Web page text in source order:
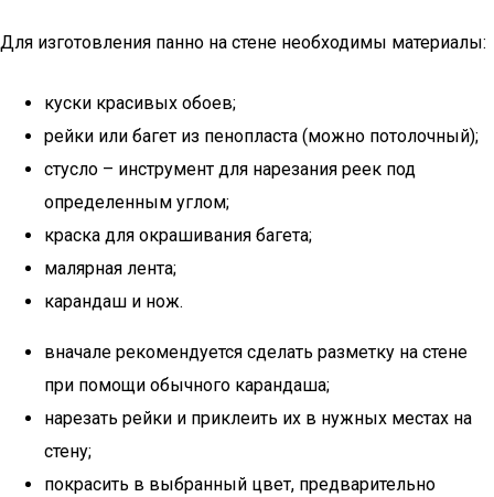
Для изготовления панно на стене необходимы материалы:
куски красивых обоев;
рейки или багет из пенопласта (можно потолочный);
стусло – инструмент для нарезания реек под
определенным углом;
краска для окрашивания багета;
малярная лента;
карандаш и нож.
вначале рекомендуется сделать разметку на стене
при помощи обычного карандаша;
нарезать рейки и приклеить их в нужных местах на
стену;
покрасить в выбранный цвет, предварительно